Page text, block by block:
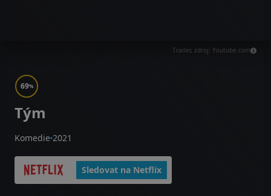
Trailer, zdroj: Youtube.com
69%
Tým
Komedie 2021
Sledovat na Netflix